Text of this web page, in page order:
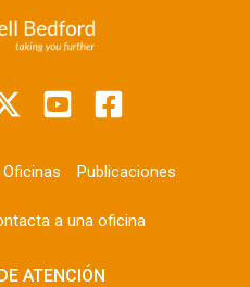
Oficinas Publicaciones
a una oficina
ATENCIÓN